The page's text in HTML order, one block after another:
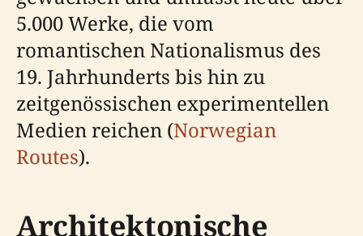
5.000 Werke, die vom
romantischen Nationalismus des
19. Jahrhunderts bis hin zu
zeitgenössischen experimentellen
Medien reichen (Norwegian
Routes).
Architektonische